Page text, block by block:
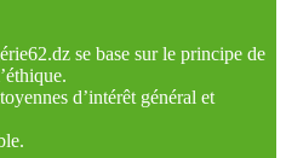
se base sur le principe de
d’intérêt général et